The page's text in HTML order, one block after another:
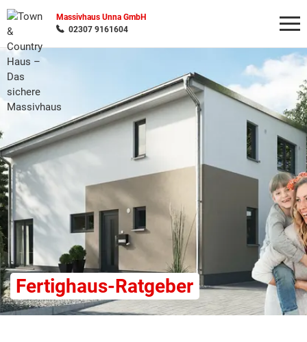
Massivhaus Unna GmbH
02307 9161604
Fertighaus-Ratgeber
Wonach möchten Sie suchen?